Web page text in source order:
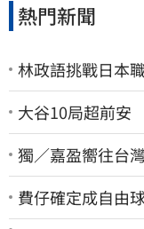
熱門新聞
林政語挑戰日本
大谷10局超前安
獨／嘉盈嚮往台
費仔確定成自由